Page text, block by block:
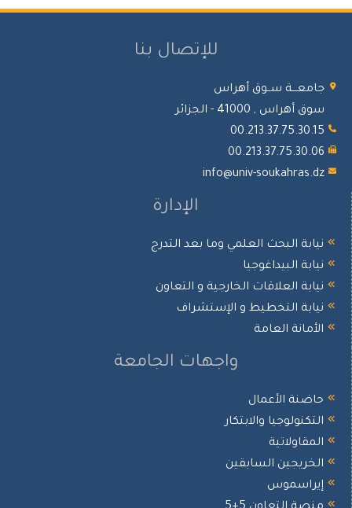
للإتصال بنا
جامعـــة ســوق أهراس
سوق أهراس , 41000 - الجزائر
00.213.37.75.30.15
00.213.37.75.30.06
info@univ-soukahras.dz
الإدارة
نيابة البحث العلمي وما بعد التدرج
نيابة البيداغوجيا
نيابة العلاقات الخارجية و التعاون
نيابة التخطيط و الإستشراف
الأمانة العامة
واجهات الجامعة
حاضنة الأعمال
التكنولوجيا والابتكار
المقاولاتية
الخريجين السابقين
إيراسموس